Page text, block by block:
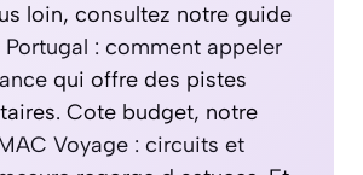
loin, consultez notre guide
: comment appeler
qui offre des pistes
Cote budget, notre
Voyage : circuits et